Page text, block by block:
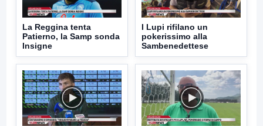
La Reggina tenta
Patierno, la Samp sonda
Insigne
I Lupi rifilano un
pokerissimo alla
Sambenedettese